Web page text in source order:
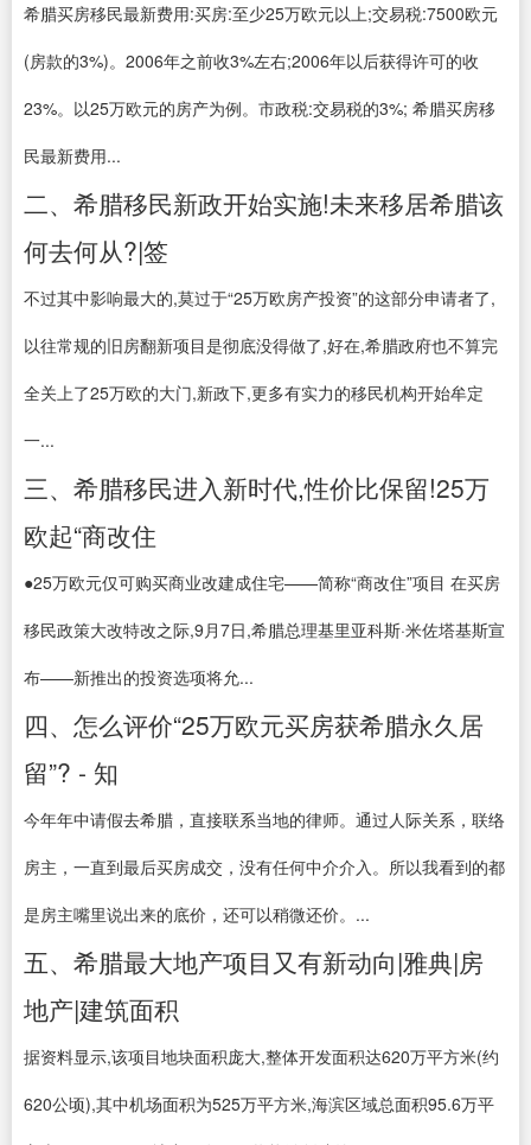
希腊买房移民最新费用:买房:至少25万欧元以上;交易税:7500欧元
(房款的3%)。2006年之前收3%左右;2006年以后获得许可的收
23%。以25万欧元的房产为例。市政税:交易税的3%; 希腊买房移
民最新费用...
二、希腊移民新政开始实施!未来移居希腊该
何去何从?|签
不过其中影响最大的,莫过于“25万欧房产投资”的这部分申请者了,
以往常规的旧房翻新项目是彻底没得做了,好在,希腊政府也不算完
全关上了25万欧的大门,新政下,更多有实力的移民机构开始牟定
一...
三、希腊移民进入新时代,性价比保留!25万
欧起“商改住
●25万欧元仅可购买商业改建成住宅——简称“商改住”项目 在买房
移民政策大改特改之际,9月7日,希腊总理基里亚科斯·米佐塔基斯宣
布——新推出的投资选项将允...
四、怎么评价“25万欧元买房获希腊永久居
留”? - 知
今年年中请假去希腊，直接联系当地的律师。通过人际关系，联络
房主，一直到最后买房成交，没有任何中介介入。所以我看到的都
是房主嘴里说出来的底价，还可以稍微还价。...
五、希腊最大地产项目又有新动向|雅典|房
地产|建筑面积
据资料显示,该项目地块面积庞大,整体开发面积达620万平方米(约
620公顷),其中机场面积为525万平方米,海滨区域总面积95.6万平